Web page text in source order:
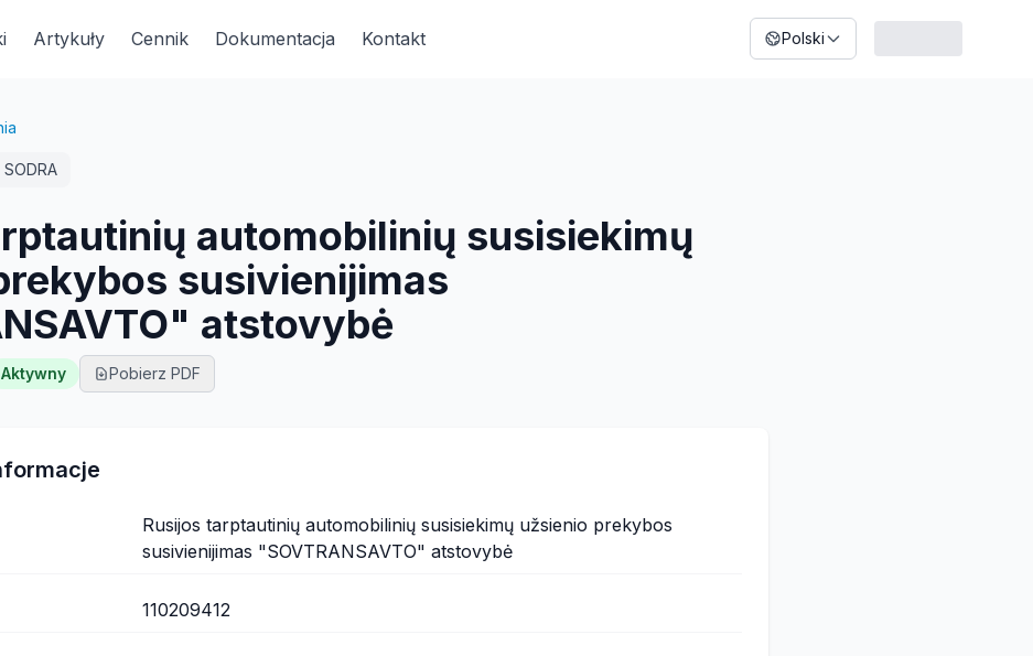
Artykuły Cennik Dokumentacja Kontakt Polski
SODRA
automobilinių susisiekimų
susivienijimas
atstovybė
Aktywny Pobierz PDF
Rusijos tarptautinių automobilinių susisiekimų užsienio prekybos
susivienijimas "SOVTRANSAVTO" atstovybė
110209412